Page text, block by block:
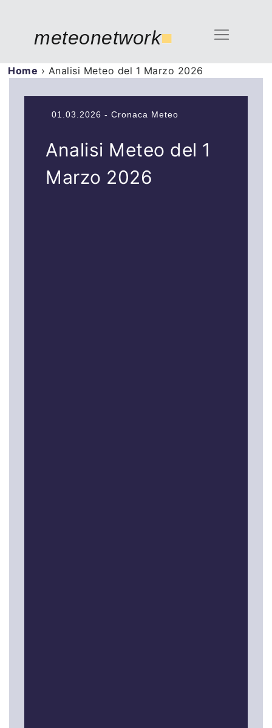
meteonetwork■
Home › Analisi Meteo del 1 Marzo 2026
01.03.2026 - Cronaca Meteo
Analisi Meteo del 1
Marzo 2026